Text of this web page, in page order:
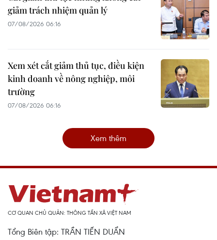
giảm trách nhiệm quản lý
07/08/2026 06:16
Xem xét cắt giảm thủ tục, điều kiện
kinh doanh về nông nghiệp, môi
trường
07/08/2026 06:16
Xem thêm
CƠ QUAN CHỦ QUẢN: THÔNG TẤN XÃ VIỆT NAM
Tổng Biên tập: TRẦN TIẾN DUẨN